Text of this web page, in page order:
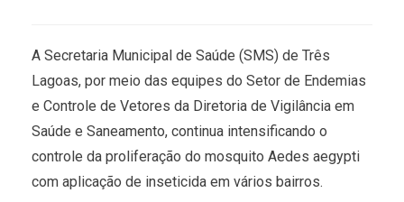
A Secretaria Municipal de Saúde (SMS) de Três
Lagoas, por meio das equipes do Setor de Endemias
e Controle de Vetores da Diretoria de Vigilância em
Saúde e Saneamento, continua intensificando o
controle da proliferação do mosquito Aedes aegypti
com aplicação de inseticida em vários bairros.